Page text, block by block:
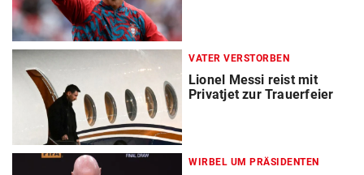
VATER VERSTORBEN
Lionel Messi reist mit
Privatjet zur Trauerfeier
WIRBEL UM PRÄSIDENTEN